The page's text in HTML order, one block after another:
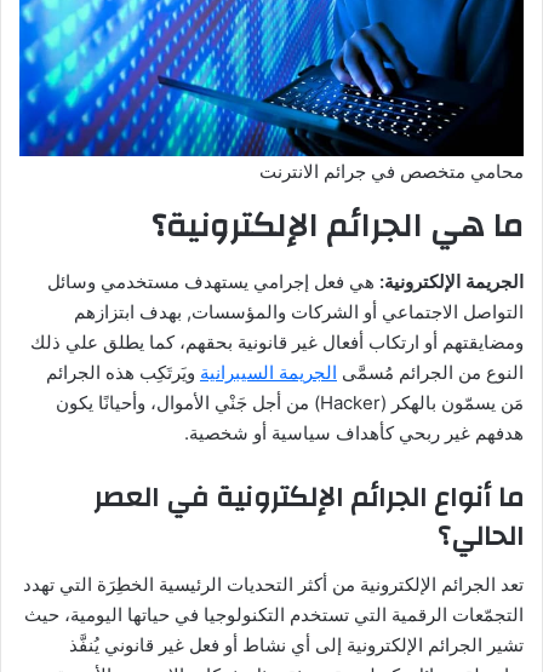
محامي متخصص في جرائم الانترنت
ما هي الجرائم الإلكترونية؟
الجريمة الإلكترونية: هي فعل إجرامي يستهدف مستخدمي وسائل
التواصل الاجتماعي أو الشركات والمؤسسات, بهدف ابتزازهم
ومضايقتهم أو ارتكاب أفعال غير قانونية بحقهم، كما يطلق علي ذلك
النوع من الجرائم مُسمَّى الجريمة السيبرانية ويَرتَكِب هذه الجرائم
مَن يسمّون بالهكر (Hacker) من أجل جَنْي الأموال، وأحيانًا يكون
هدفهم غير ربحي كأهداف سياسية أو شخصية.
ما أنواع الجرائم الإلكترونية في العصر
الحالي؟
تعد الجرائم الإلكترونية من أكثر التحديات الرئيسية الخطِرَة التي تهدد
التجمّعات الرقمية التي تستخدم التكنولوجيا في حياتها اليومية، حيث
تشير الجرائم الإلكترونية إلى أي نشاط أو فعل غير قانوني يُنفَّذ